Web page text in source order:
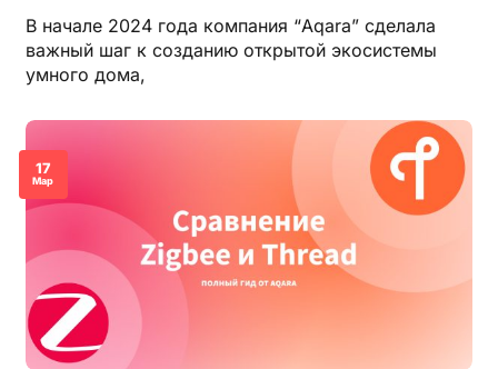
В начале 2024 года компания “Aqara” сделала
важный шаг к созданию открытой экосистемы
умного дома,
17
Мар